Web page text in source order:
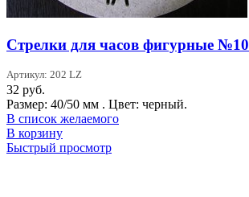
Стрелки для часов фигурные №10
Артикул: 202 LZ
32 руб.
Размер: 40/50 мм . Цвет: черный.
В список желаемого
В корзину
Быстрый просмотр